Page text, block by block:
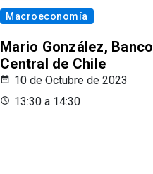
Macroeconomía
Mario González, Banco
Central de Chile
10 de Octubre de 2023
13:30 a 14:30